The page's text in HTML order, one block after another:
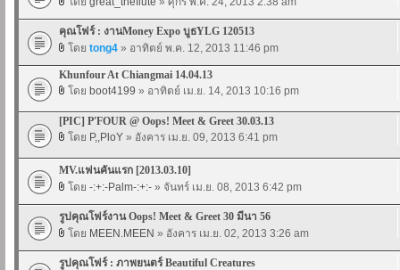
คุณโฟร์ : งานMoney Expo บูธYLG 120513
โดย tong4 » อาทิตย์ พ.ค. 12, 2013 11:46 pm
Khunfour At Chiangmai 14.04.13
โดย boot4199 » อาทิตย์ เม.ย. 14, 2013 10:16 pm
[PIC] P'FOUR @ Oops! Meet & Greet 30.03.13
โดย P,,PloY » อังคาร เม.ย. 09, 2013 6:41 pm
MV.แฟนคันแรก [2013.03.10]
โดย -:+:-Palm-:+:- » จันทร์ เม.ย. 08, 2013 6:42 pm
รูปคุณโฟร์งาน Oops! Meet & Greet 30 มีนา 56
โดย MEEN.MEEN » อังคาร เม.ย. 02, 2013 3:26 am
รูปคุณโฟร์ : ภาพยนตร์ Beautiful Creatures